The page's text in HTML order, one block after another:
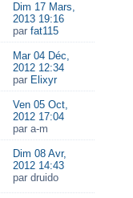
Dim 17 Mars,
2013 19:16
par fat115
Mar 04 Déc,
2012 12:34
par Elixyr
Ven 05 Oct,
2012 17:04
par a-m
Dim 08 Avr,
2012 14:43
par druido